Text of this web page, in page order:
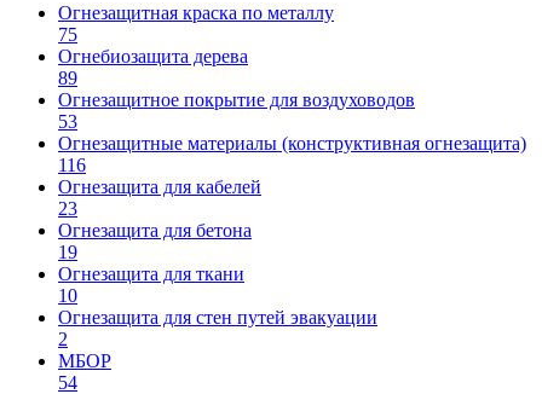
Огнезащитная краска по металлу
75
Огнебиозащита дерева
89
Огнезащитное покрытие для воздуховодов
53
Огнезащитные материалы (конструктивная огнезащита)
116
Огнезащита для кабелей
23
Огнезащита для бетона
19
Огнезащита для ткани
10
Огнезащита для стен путей эвакуации
2
МБОР
54